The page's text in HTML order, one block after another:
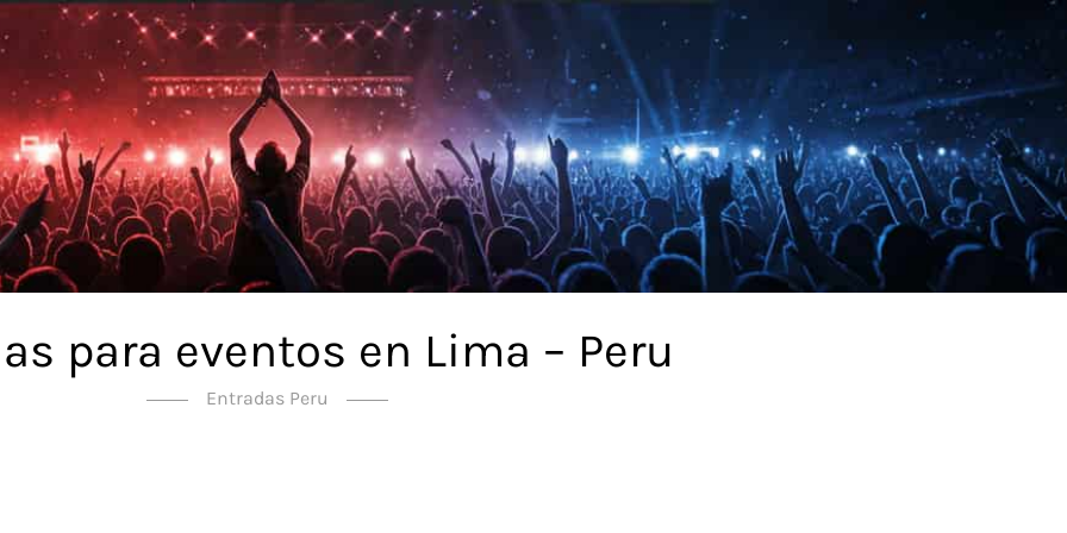
para eventos en Lima – Peru
Entradas Peru